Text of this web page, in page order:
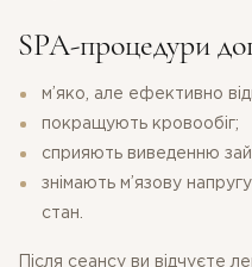
SPA-процедури
м’яко, але ефективно
покращують кровообіг;
сприяють виведенню
знімають м’язову
стан.
Після сеансу ви відчуєте